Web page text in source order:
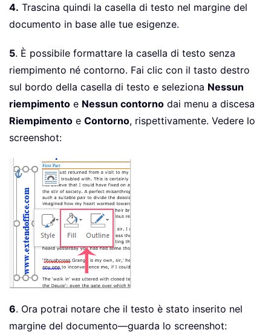
4. Trascina quindi la casella di testo nel margine del
documento in base alle tue esigenze.
5. È possibile formattare la casella di testo senza
riempimento né contorno. Fai clic con il tasto destro
sul bordo della casella di testo e seleziona Nessun
riempimento e Nessun contorno dai menu a discesa
Riempimento e Contorno, rispettivamente. Vedere lo
screenshot:
6. Ora potrai notare che il testo è stato inserito nel
margine del documento—guarda lo screenshot: